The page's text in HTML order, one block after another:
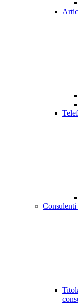
Consulenti